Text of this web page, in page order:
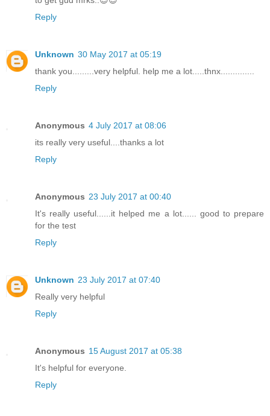
Reply
Unknown 30 May 2017 at 05:19
thank you.........very helpful. help me a lot.....thnx..............
Reply
Anonymous 4 July 2017 at 08:06
its really very useful....thanks a lot
Reply
Anonymous 23 July 2017 at 00:40
It's really useful......it helped me a lot...... good to prepare
for the test
Reply
Unknown 23 July 2017 at 07:40
Really very helpful
Reply
Anonymous 15 August 2017 at 05:38
It's helpful for everyone.
Reply